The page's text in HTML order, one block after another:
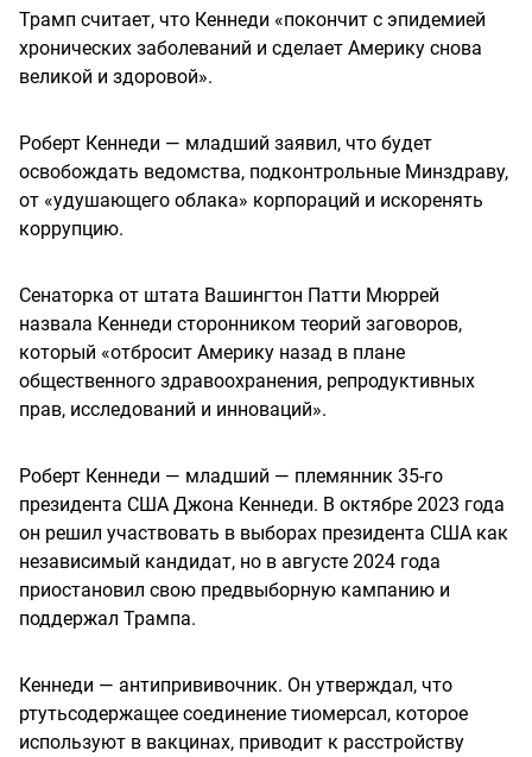
Трамп считает, что Кеннеди «покончит с эпидемией
хронических заболеваний и сделает Америку снова
великой и здоровой».
Роберт Кеннеди — младший заявил, что будет
освобождать ведомства, подконтрольные Минздраву,
от «удушающего облака» корпораций и искоренять
коррупцию.
Сенаторка от штата Вашингтон Патти Мюррей
назвала Кеннеди сторонником теорий заговоров,
который «отбросит Америку назад в плане
общественного здравоохранения, репродуктивных
прав, исследований и инноваций».
Роберт Кеннеди — младший — племянник 35-го
президента США Джона Кеннеди. В октябре 2023 года
он решил участвовать в выборах президента США как
независимый кандидат, но в августе 2024 года
приостановил свою предвыборную кампанию и
поддержал Трампа.
Кеннеди — антипрививочник. Он утверждал, что
ртутьсодержащее соединение тиомерсал, которое
используют в вакцинах, приводит к расстройству